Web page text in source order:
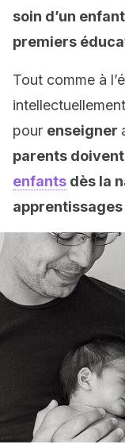
soin d’un
premiers
Tout comme à
pour enseigner
parents
enfants dès la